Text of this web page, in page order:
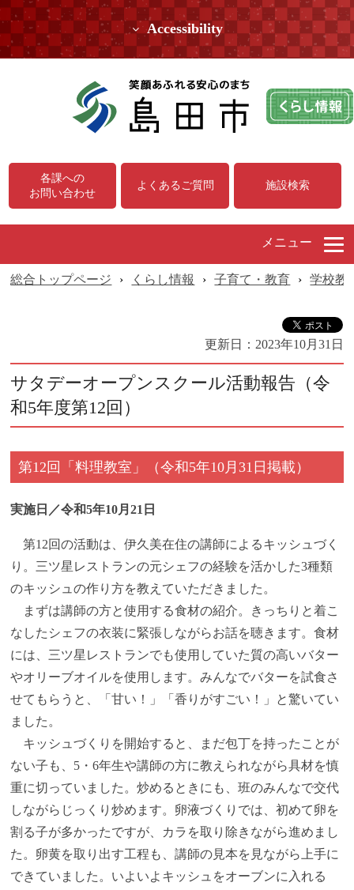
Accessibility
各課への
お問い合わせ
よくあるご質問 施設検索
メニュー
総合トップページ › くらし情報 › 子育て・教育 › 学校教
更新日： 2023年10月31日
サタデーオープンスクール活動報告（令
和5年度第12回）
第12回「料理教室」（令和5年10月31日掲載）
実施日／令和5年10月21日
第12回の活動は、伊久美在住の講師によるキッシュづく
り。三ツ星レストランの元シェフの経験を活かした3種類
のキッシュの作り方を教えていただきました。
まずは講師の方と使用する食材の紹介。きっちりと着こ
なしたシェフの衣装に緊張しながらお話を聴きます。食材
には、三ツ星レストランでも使用していた質の高いバター
やオリーブオイルを使用します。みんなでバターを試食さ
せてもらうと、「甘い！」「香りがすごい！」と驚いてい
ました。
キッシュづくりを開始すると、まだ包丁を持ったことが
ない子も、5・6年生や講師の方に教えられながら具材を慎
重に切っていました。炒めるときにも、班のみんなで交代
しながらじっくり炒めます。卵液づくりでは、初めて卵を
割る子が多かったですが、カラを取り除きながら進めまし
た。卵黄を取り出す工程も、講師の見本を見ながら上手に
できていました。いよいよキッシュをオーブンに入れる